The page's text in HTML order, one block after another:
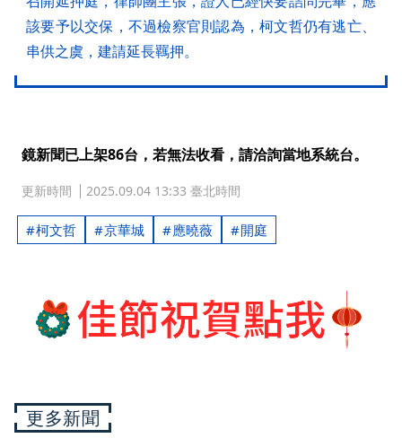
該要予以交保，不過檢察官則認為，柯文哲仍有逃亡、
串供之虞，建請延長羈押。
鏡新聞已上架86台，若無法收看，請洽詢當地系統台。
更新時間 2025.09.04 13:33 臺北時間
柯文哲 京華城 應曉薇 開庭
更多新聞